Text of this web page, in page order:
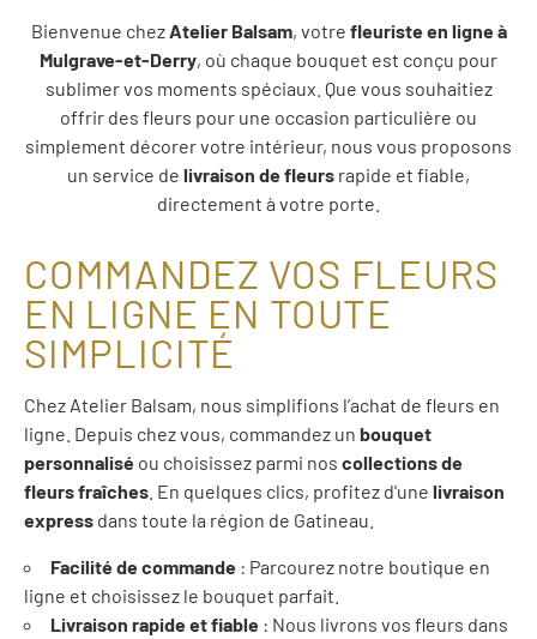
Bienvenue chezAtelier Balsam, votre fleuriste en ligne à
Mulgrave-et-Derry, où chaque bouquet est conçu pour
sublimer vos moments spéciaux. Que vous souhaitiez
offrir des fleurs pour une occasion particulière ou
simplement décorer votre intérieur, nous vous proposons
un service de livraison de fleurs rapide et fiable,
directement à votre porte.
COMMANDEZ VOS FLEURS
EN LIGNE EN TOUTE
SIMPLICITÉ
Chez Atelier Balsam, nous simplifions l’achat de fleurs en
ligne. Depuis chez vous, commandez un bouquet
personnalisé ou choisissez parmi nos collections de
fleurs fraîches . En quelques clics, profitez d'une livraison
express dans toute la région de Gatineau.
Facilité de commande : Parcourez notre boutique en
ligne et choisissez le bouquet parfait.
Livraison rapide et fiable : Nous livrons vos fleurs dans